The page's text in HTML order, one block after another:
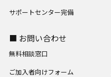
サポートセンター完備
■ お問い合わせ
無料相談窓口
ご加入者向けフォーム